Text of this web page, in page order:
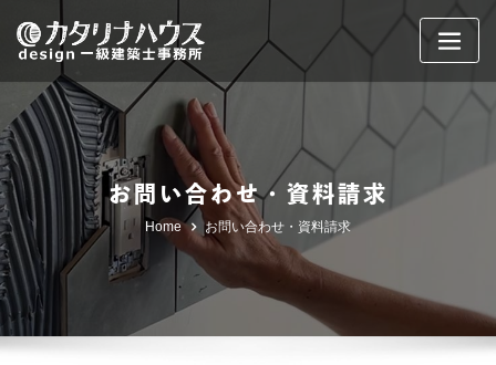
content
お問い合わせ・資料請求
Home お問い合わせ・資料請求